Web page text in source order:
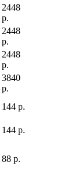
2448
р.
2448
р.
2448
р.
3840
р.
144 р.
144 р.
88 р.